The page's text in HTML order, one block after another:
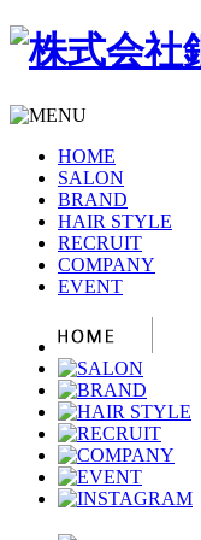
HOME
SALON
BRAND
HAIR STYLE
RECRUIT
COMPANY
EVENT